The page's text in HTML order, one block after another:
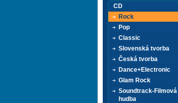
CD
Rock
Pop
Classic
Slovenská tvorba
Česká tvorba
Dance+Electronic
Glam Rock
Soundtrack-Filmová
hudba